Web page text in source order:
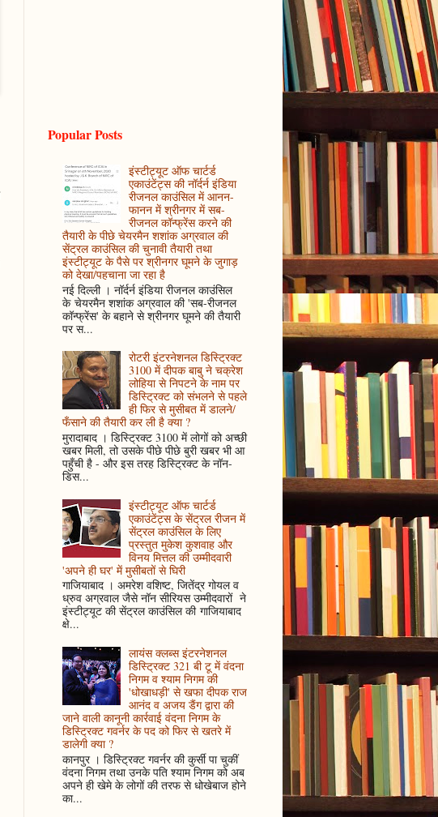
Popular Posts
इंस्टीट्यूट ऑफ चार्टर्ड
एकाउंटेंट्स की नॉर्दर्न इंडिया
रीजनल काउंसिल में आनन-
फानन में श्रीनगर में सब-
रीजनल कॉन्फ्रेंस करने की
तैयारी के पीछे चेयरमैन शशांक अग्रवाल की
सेंट्रल काउंसिल की चुनावी तैयारी तथा
इंस्टीट्यूट के पैसे पर श्रीनगर घूमने के जुगाड़
को देखा/पहचाना जा रहा है
नई दिल्ली । नॉर्दर्न इंडिया रीजनल काउंसिल
के चेयरमैन शशांक अग्रवाल की 'सब-रीजनल
कॉन्फ्रेंस' के बहाने से श्रीनगर घूमने की तैयारी
पर स...
रोटरी इंटरनेशनल डिस्ट्रिक्ट
3100 में दीपक बाबु ने चक्रेश
लोहिया से निपटने के नाम पर
डिस्ट्रिक्ट को संभलने से पहले
ही फिर से मुसीबत में डालने/
फँसाने की तैयारी कर ली है क्या ?
मुरादाबाद । डिस्ट्रिक्ट 3100 में लोगों को अच्छी
खबर मिली, तो उसके पीछे पीछे बुरी खबर भी आ
पहुँची है - और इस तरह डिस्ट्रिक्ट के नॉन-
डिस...
इंस्टीट्यूट ऑफ चार्टर्ड
एकाउंटेंट्स के सेंट्रल रीजन में
सेंट्रल काउंसिल के लिए
प्रस्तुत मुकेश कुशवाह और
विनय मित्तल की उम्मीदवारी
'अपने ही घर' में मुसीबतों से घिरी
गाजियाबाद । अमरेश वशिष्ट, जितेंद्र गोयल व
ध्रुव अग्रवाल जैसे नॉन सीरियस उम्मीदवारों ने
इंस्टीट्यूट की सेंट्रल काउंसिल की गाजियाबाद
क्षे...
लायंस क्लब्स इंटरनेशनल
डिस्ट्रिक्ट 321 बी टू में वंदना
निगम व श्याम निगम की
'धोखाधड़ी' से खफा दीपक राज
आनंद व अजय डैंग द्वारा की
जाने वाली कानूनी कार्रवाई वंदना निगम के
डिस्ट्रिक्ट गवर्नर के पद को फिर से खतरे में
डालेगी क्या ?
कानपुर । डिस्ट्रिक्ट गवर्नर की कुर्सी पा चुकीं
वंदना निगम तथा उनके पति श्याम निगम को अब
अपने ही खेमे के लोगों की तरफ से धोखेबाज होने
का...